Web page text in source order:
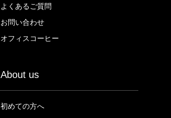
よくあるご質問
お問い合わせ
オフィスコーヒー
About us
初めての方へ